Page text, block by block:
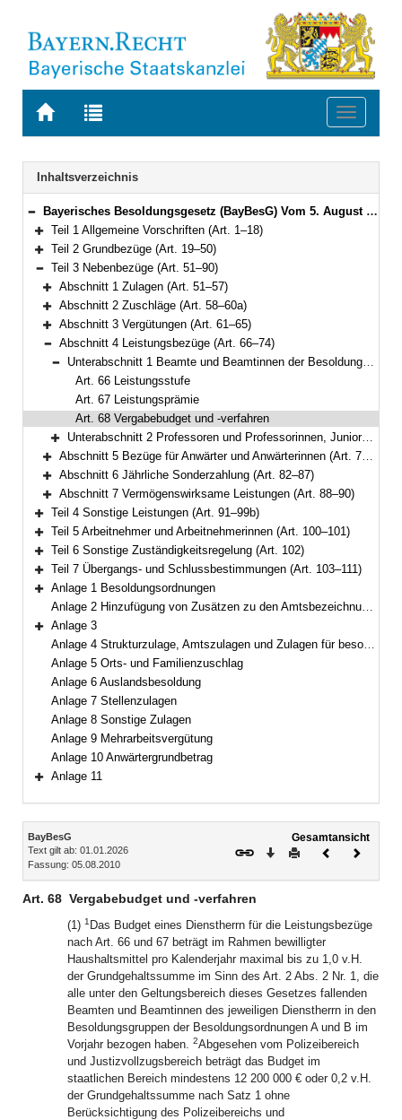
Zur
BAYERN.RECHT
Zur
letzten
Suche
Toggle
Navigation
Inhaltsverzeichnis
Bereich reduzieren
Bayerisches Besoldungsgesetz (BayBesG) Vom 5. August 2010 (GVBl. S. 410, 764) BayRS 2032-1-1-F (Art. 1–111)
Bereich erweitern
Teil 1 Allgemeine Vorschriften (Art. 1–18)
Bereich erweitern
Teil 2 Grundbezüge (Art. 19–50)
Bereich reduzieren
Teil 3 Nebenbezüge (Art. 51–90)
Bereich erweitern
Abschnitt 1 Zulagen (Art. 51–57)
Bereich erweitern
Abschnitt 2 Zuschläge (Art. 58–60a)
Bereich erweitern
Abschnitt 3 Vergütungen (Art. 61–65)
Bereich reduzieren
Abschnitt 4 Leistungsbezüge (Art. 66–74)
Bereich reduzieren
Unterabschnitt 1 Beamte und Beamtinnen der Besoldungsordnungen A und B (Art. 66–68)
Art. 66 Leistungsstufe
Art. 67 Leistungsprämie
Art. 68 Vergabebudget und -verfahren
Bereich erweitern
Unterabschnitt 2 Professoren und Professorinnen, Juniorprofessoren und Juniorprofessorinnen, Nachwuchsprofessoren und Nachwuchsprofessorinnen sowie hauptberufliche Mitglieder von Hochschulleitungen (Art. 69–74)
Bereich erweitern
Abschnitt 5 Bezüge für Anwärter und Anwärterinnen (Art. 75–81)
Bereich erweitern
Abschnitt 6 Jährliche Sonderzahlung (Art. 82–87)
Bereich erweitern
Abschnitt 7 Vermögenswirksame Leistungen (Art. 88–90)
Bereich erweitern
Teil 4 Sonstige Leistungen (Art. 91–99b)
Bereich erweitern
Teil 5 Arbeitnehmer und Arbeitnehmerinnen (Art. 100–101)
Bereich erweitern
Teil 6 Sonstige Zuständigkeitsregelung (Art. 102)
Bereich erweitern
Teil 7 Übergangs- und Schlussbestimmungen (Art. 103–111)
Bereich erweitern
Anlage 1 Besoldungsordnungen
Anlage 2 Hinzufügung von Zusätzen zu den Amtsbezeichnungen
Bereich erweitern
Anlage 3
Anlage 4 Strukturzulage, Amtszulagen und Zulagen für besondere Berufsgruppen
Anlage 5 Orts- und Familienzuschlag
Anlage 6 Auslandsbesoldung
Anlage 7 Stellenzulagen
Anlage 8 Sonstige Zulagen
Anlage 9 Mehrarbeitsvergütung
Anlage 10 Anwärtergrundbetrag
Anlage 11
Inhalt
BayBesG
Text gilt ab: 01.01.2026
Fassung: 05.08.2010
Gesamtansicht
Download
DruckenVorheriges
Art. 68 Vergabebudget und -verfahren
(1) 1 Das Budget eines Dienstherrn für die Leistungsbezüge
nach Art. 66 und 67 beträgt im Rahmen bewilligter
Haushaltsmittel pro Kalenderjahr maximal bis zu 1,0 v.H.
der Grundgehaltssumme im Sinn des Art. 2 Abs. 2 Nr. 1, die
alle unter den Geltungsbereich dieses Gesetzes fallenden
Beamten und Beamtinnen des jeweiligen Dienstherrn in den
Besoldungsgruppen der Besoldungsordnungen A und B im
Vorjahr bezogen haben. 2Abgesehen vom Polizeibereich
und Justizvollzugsbereich beträgt das Budget im
staatlichen Bereich mindestens 12 200 000 € oder 0,2 v.H.
der Grundgehaltssumme nach Satz 1 ohne
Berücksichtigung des Polizeibereichs und